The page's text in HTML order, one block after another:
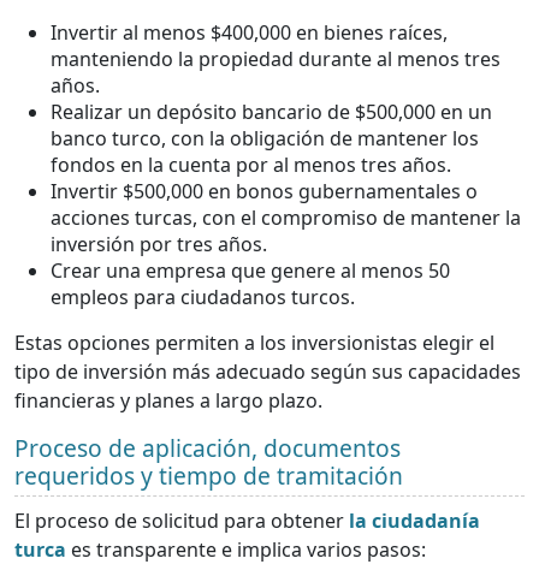
Invertir al menos $400,000 en bienes raíces,
manteniendo la propiedad durante al menos tres
años.
Realizar un depósito bancario de $500,000 en un
banco turco, con la obligación de mantener los
fondos en la cuenta por al menos tres años.
Invertir $500,000 en bonos gubernamentales o
acciones turcas, con el compromiso de mantener la
inversión por tres años.
Crear una empresa que genere al menos 50
empleos para ciudadanos turcos.
Estas opciones permiten a los inversionistas elegir el
tipo de inversión más adecuado según sus capacidades
financieras y planes a largo plazo.
Proceso de aplicación, documentos
requeridos y tiempo de tramitación
El proceso de solicitud para obtener la ciudadanía
turca es transparente e implica varios pasos: